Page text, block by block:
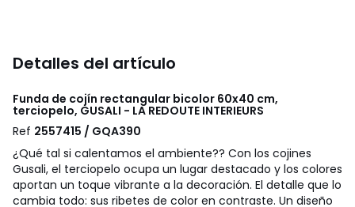
Detalles del artículo
Funda de cojín rectangular bicolor 60x40 cm,
terciopelo, GUSALI - LA REDOUTE INTERIEURS
Ref 2557415 / GQA390
¿Qué tal si calentamos el ambiente?? Con los cojines
Gusali, el terciopelo ocupa un lugar destacado y los colores
aportan un toque vibrante a la decoración. El detalle que lo
cambia todo: sus ribetes de color en contraste. Un diseño